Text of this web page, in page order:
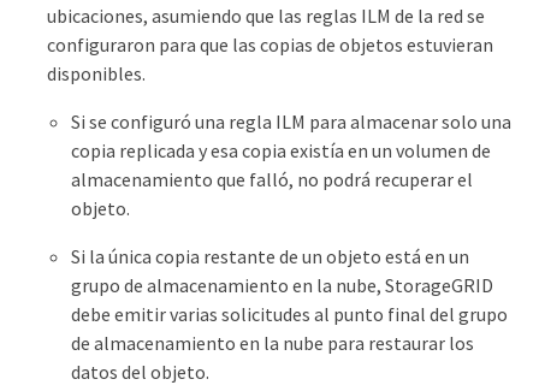
ubicaciones, asumiendo que las reglas ILM de la red se
configuraron para que las copias de objetos estuvieran
disponibles.
Si se configuró una regla ILM para almacenar solo una
copia replicada y esa copia existía en un volumen de
almacenamiento que falló, no podrá recuperar el
objeto.
Si la única copia restante de un objeto está en un
grupo de almacenamiento en la nube, StorageGRID
debe emitir varias solicitudes al punto final del grupo
de almacenamiento en la nube para restaurar los
datos del objeto.